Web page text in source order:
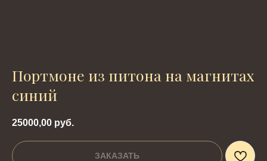
Портмоне из питона на магнитах
синий
25000,00 руб.
ЗАКАЗАТЬ